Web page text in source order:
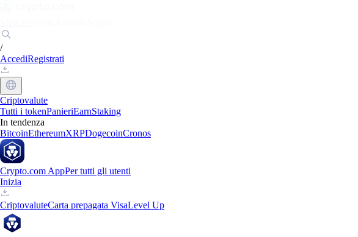
/
AccediRegistrati
Criptovalute
Tutti i tokenPanieriEarnStaking
In tendenza
BitcoinEthereumXRPDogecoinCronos
Crypto.com AppPer tutti gli utenti
Inizia
CriptovaluteCarta prepagata VisaLevel Up